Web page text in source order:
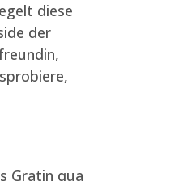
diese
der
Gratin qua